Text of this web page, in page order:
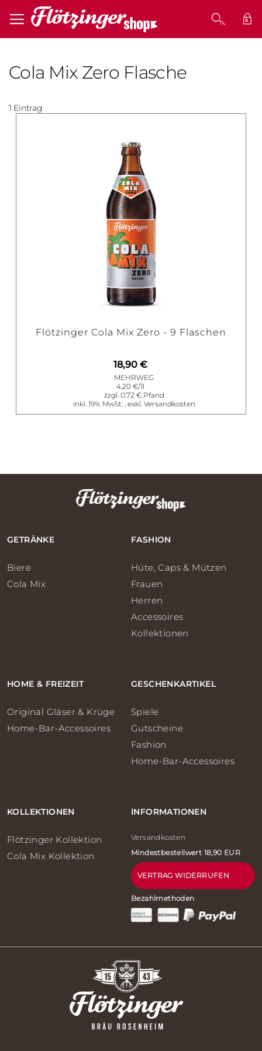
Cola Mix Zero Flasche
1 Eintrag
Flötzinger Cola Mix Zero - 9 Flaschen
18,90 €
MEHRWEG
4,20 €/1l
0,72 €
inkl. 19% MwSt. , exkl. Versandkosten
BESTELLEN
GETRÄNKE
Biere
Cola Mix
FASHION
Hüte, Caps & Mützen
Frauen
Herren
Accessoires
Kollektionen
HOME & FREIZEIT
Original Gläser & Krüge
Home-Bar-Accessoires
GESCHENKARTIKEL
Spiele
Gutscheine
Fashion
Home-Bar-Accessoires
KOLLEKTIONEN
Flötzinger Kollektion
Cola Mix Kollektion
INFORMATIONEN
Versandkosten
Mindestbestellwert 18,90 EUR
VERTRAG WIDERRUFEN
Bezahlmethoden